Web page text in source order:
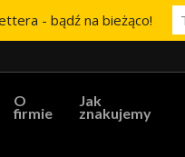
O
firmie
Jak
znakujemy
- bądź na bieżąco!